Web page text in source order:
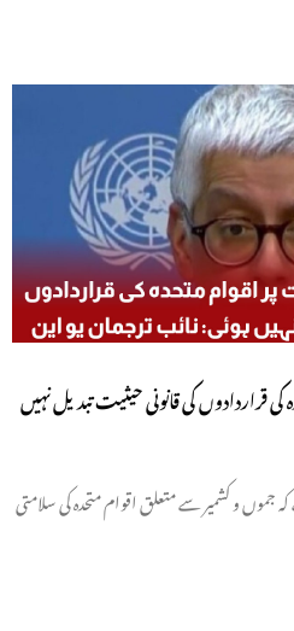
قراردادوں کی قانونی حیثیت تبدیل نہیں
و کشمیر سے متعلق اقوام متحدہ کی سلامتی